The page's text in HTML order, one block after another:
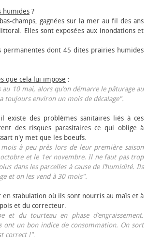
humides ?
champs, gagnées sur la mer au fil des ans
Elles sont exposées aux inondations et
permanentes dont 45 dites prairies humides
que cela lui impose :
10 mai, alors qu’on démarre le pâturage au
toujours environ un mois de décalage".
existe des problèmes sanitaires liés à ces
des risques parasitaires ce qui oblige à
n'y met que les bœufs.
à peu près lors de leur première saison
et le 1er novembre. Il ne faut pas trop
dans les parcelles à cause de l’humidité. Ils
et on les vend à 30 mois".
stabulation où ils sont nourris au maïs et à
et du correcteur.
du tourteau en phase d’engraissement.
ont un bon indice de consommation. On sort
correct !".